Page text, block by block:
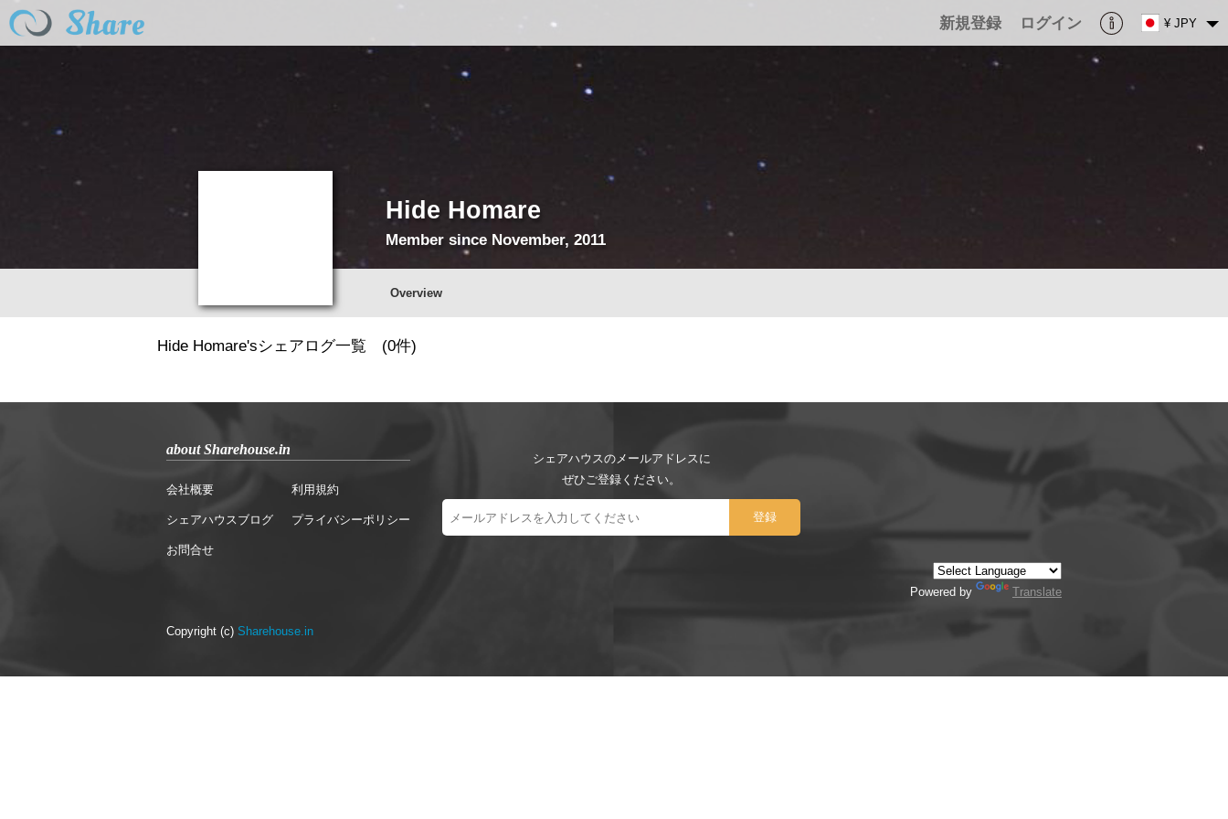
新規登録 ログイン ¥ JPY
Hide Homare
Member since November, 2011
Overview
Hide Homare'sシェアログ一覧 (0件)
about Sharehouse.in
会社概要
シェアハウスブログ
お問合せ
利用規約
プライバシーポリシー
シェアハウスのメールアドレスに
ぜひご登録ください。
Powered by Translate
Copyright (c) Sharehouse.in